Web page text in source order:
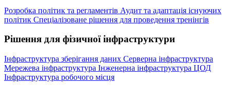
Розробка політик та регламентів Аудит та адаптація існуючих
політик Спеціалізоване рішення для проведення тренінгів
Рішення для фізичної інфраструктури
Інфраструктура зберігання даних Серверна інфраструктура
Мережева інфраструктура Інженерна інфраструктура ЦОД
Інфраструктура робочого місця